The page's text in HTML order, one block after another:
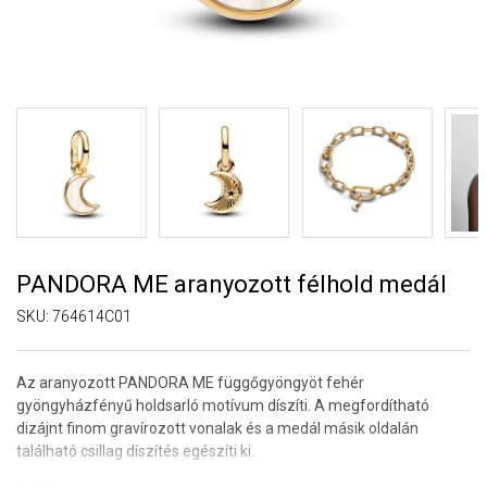
PANDORA ME aranyozott félhold medál
SKU: 764614C01
Az aranyozott PANDORA ME függőgyöngyöt fehér
gyöngyházfényű holdsarló motívum díszíti. A megfordítható
dizájnt finom gravírozott vonalak és a medál másik oldalán
található csillag díszítés egészíti ki.